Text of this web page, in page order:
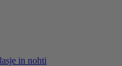
in nohti